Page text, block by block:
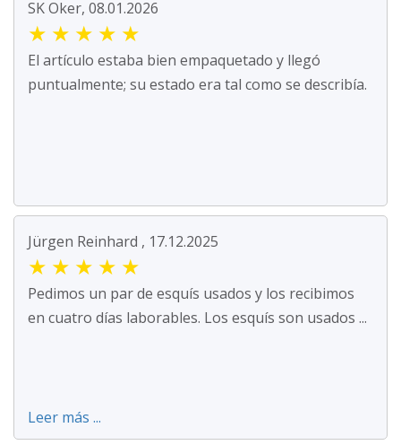
SK Oker, 08.01.2026
★ ★ ★ ★ ★
El artículo estaba bien empaquetado y llegó
puntualmente; su estado era tal como se describía.
Jürgen Reinhard , 17.12.2025
★ ★ ★ ★ ★
Pedimos un par de esquís usados y los recibimos
en cuatro días laborables. Los esquís son usados ...
Leer más ...